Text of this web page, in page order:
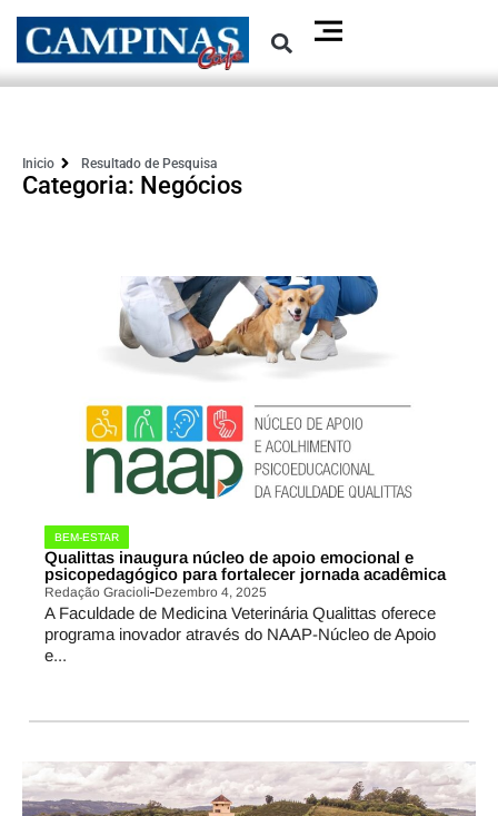
Inicio Resultado de Pesquisa
Categoria: Negócios
BEM-ESTAR
Qualittas inaugura núcleo de apoio emocional e
psicopedagógico para fortalecer jornada acadêmica
Redação Gracioli Dezembro 4, 2025
A Faculdade de Medicina Veterinária Qualittas oferece
programa inovador através do NAAP-Núcleo de Apoio
e...